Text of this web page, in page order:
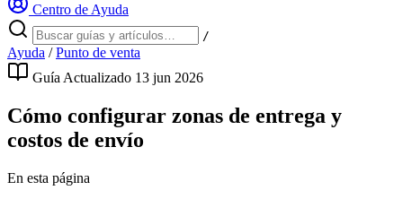
Centro de Ayuda
/
Ayuda / Punto de venta
Guía Actualizado 13 jun 2026
Cómo configurar zonas de entrega y
costos de envío
En esta página